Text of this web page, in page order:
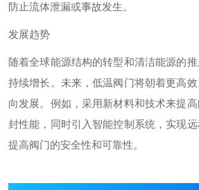
防止流体泄漏或事故发生。
发展趋势
随着全球能源结构的转型和清洁能源的
持续增长。未来，低温阀门将朝着更高
向发展。例如，采用新材料和技术来提
封性能，同时引入智能控制系统，实现远
提高阀门的安全性和可靠性。